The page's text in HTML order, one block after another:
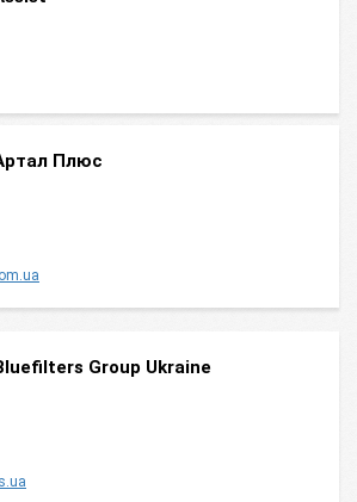
Плюс
Group Ukraine